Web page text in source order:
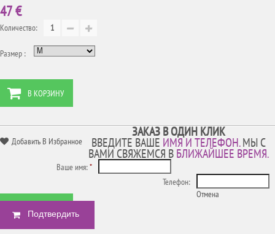
47 €
Количество:
Размер :
В КОРЗИНУ
Добавить В Избранное
ЗАКАЗ В ОДИН КЛИК
ВВЕДИТЕ ВАШЕ ИМЯ И ТЕЛЕФОН.МЫ С
ВАМИ СВЯЖЕМСЯ ВБЛИЖАЙШЕЕ ВРЕМЯ.
Ваше имя:*
Телефон:
Отмена